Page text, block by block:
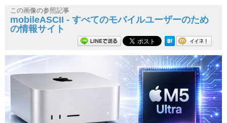
この画像の参照記事
mobileASCII - すべてのモバイルユーザーのため
の情報サイト